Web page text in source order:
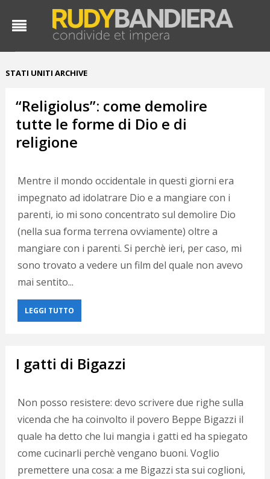
STATI UNITI ARCHIVE
“Religiolus”: come demolire
tutte le forme di Dio e di
religione
Mentre il mondo occidentale in questi giorni era
impegnato ad idolatrare Dio e a mangiare con i
parenti, io mi sono concentrato sul demolire Dio
(nella sua forma terrena ovviamente) oltre a
mangiare con i parenti. Si perchè ieri, per caso, mi
sono trovato a vedere un film del quale non avevo
mai sentito...
LEGGI TUTTO
I gatti di Bigazzi
Non posso resistere: devo scrivere due righe sulla
vicenda che ha coinvolto il povero Beppe Bigazzi il
quale ha detto che lui mangia i gatti ed ha spiegato
come cucinarli perchè vengano buoni. Voglio
premettere una cosa: a me Bigazzi sta sui coglioni,